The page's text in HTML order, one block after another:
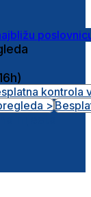
kontrola
>